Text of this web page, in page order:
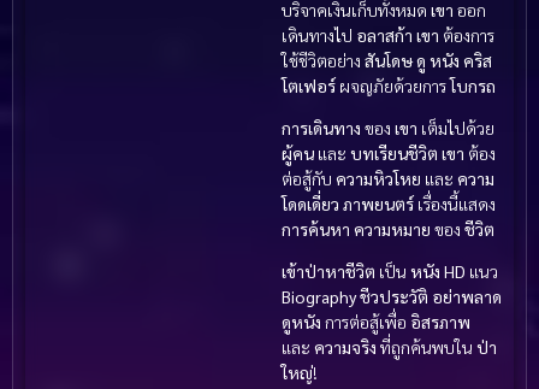
บริจาคเงินเก็บทั้งหมด เขา ออก
เดินทางไป อลาสก้า เขา ต้องการ
ใช้ชีวิตอย่าง สันโดษดู หนัง คริส
โตเฟอร์ผจญภัยด้วยการโบกรถ
การเดินทาง ของ เขา เต็มไปด้วย
ผู้คน และ บทเรียนชีวิต เขา ต้อง
ต่อสู้กับ ความหิวโหย และ ความ
โดดเดี่ยว ภาพยนตร์เรื่องนี้แสดง
การค้นหา ความหมาย ของ ชีวิต
เข้าป่าหาชีวิต เป็น หนัง HD แนว
Biography ชีวประวัติ อย่าพลาด
ดูหนัง การต่อสู้เพื่อ อิสรภาพ
และ ความจริง ที่ถูกค้นพบใน ป่า
ใหญ่!